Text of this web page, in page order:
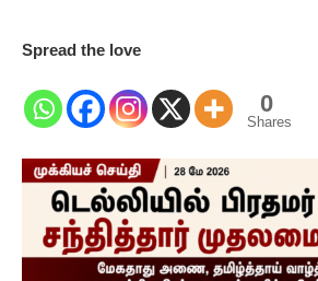
Spread the love
0
Shares